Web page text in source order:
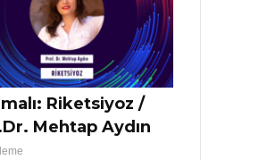
Riketsiyoz /
Mehtap Aydın